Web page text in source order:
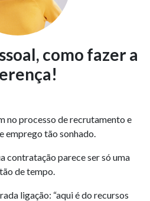
como fazer a
no processo de recrutamento e
emprego tão sonhado.
contratação parece ser só uma
de tempo.
ligação: “aqui é do recursos